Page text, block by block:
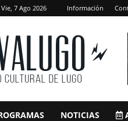
Vie, 7 Ago 2026 Información
NOTICIAS